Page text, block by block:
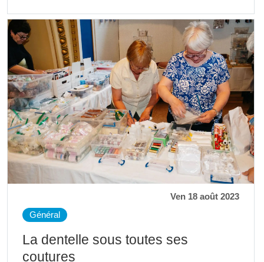
Ven 18 août 2023
Général
La dentelle sous toutes ses
coutures